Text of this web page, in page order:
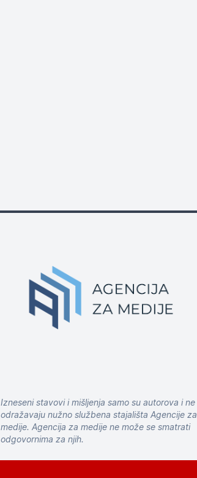
Izneseni stavovi i mišljenja samo su autorova i ne
odražavaju nužno službena stajališta Agencije za
medije. Agencija za medije ne može se smatrati
odgovornima za njih.